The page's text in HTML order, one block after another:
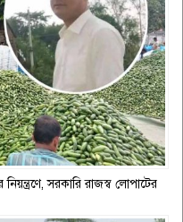
সরকারি রাজস্ব লোপাটের